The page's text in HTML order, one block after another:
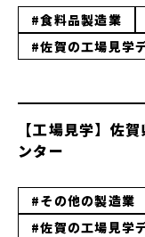
#食料品製造業
#佐賀の工場見学
【工場見学】佐
ンター
#その他の製造業
#佐賀の工場見学